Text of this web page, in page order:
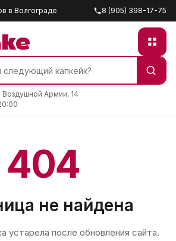
в Волгограде 8 (905) 398-17-75
Воздушной Армии, 14
404
не найдена
устарела после обновления сайта.